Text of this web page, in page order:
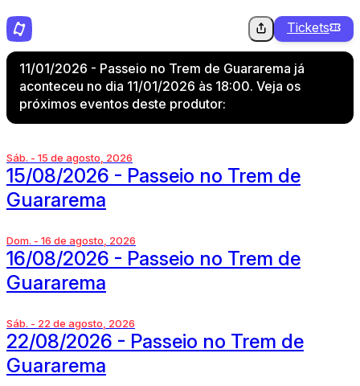
Tickets
11/01/2026 - Passeio no Trem de Guararema já
aconteceu no dia 11/01/2026 às 18:00. Veja os
próximos eventos deste produtor:
Sáb. - 15 de agosto, 2026
15/08/2026 - Passeio no Trem de
Guararema
Dom. - 16 de agosto, 2026
16/08/2026 - Passeio no Trem de
Guararema
Sáb. - 22 de agosto, 2026
22/08/2026 - Passeio no Trem de
Guararema